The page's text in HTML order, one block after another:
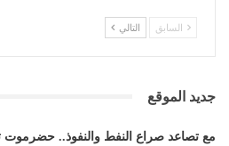
السابق التالي
جديد الموقع
مع تصاعد صراع النفط والنفوذ..